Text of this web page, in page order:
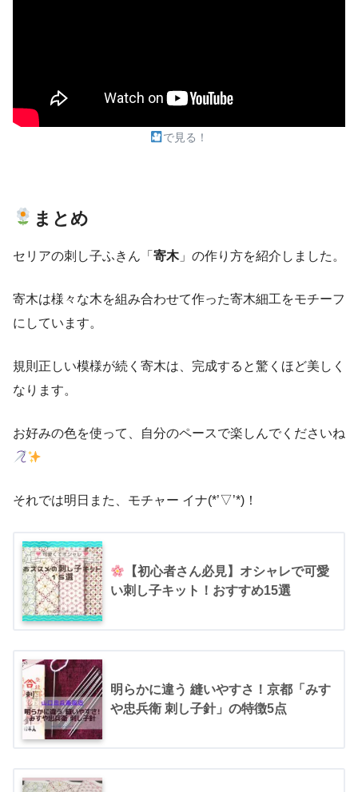
で見る！
まとめ
セリアの刺し子ふきん「 寄木」の作り方を紹介しました。
寄木は様々な木を組み合わせて作った寄木細工をモチーフ
にしています。
規則正しい模様が続く寄木は、完成すると驚くほど美しく
なります。
お好みの色を使って、自分のペースで楽しんでくださいね
それでは明日また、モチャー イナ(*’▽’*)！
【初心者さん必見】オシャレで可愛
い刺し子キット！おすすめ15選
明らかに違う 縫いやすさ！京都「みす
や忠兵衛 刺し子針」の特徴5点